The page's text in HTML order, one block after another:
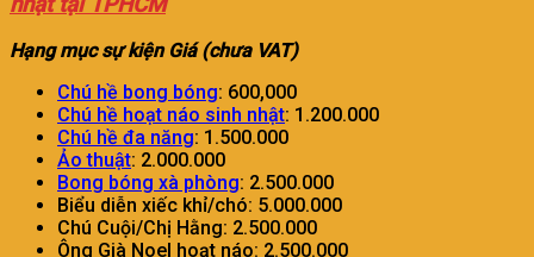
Hạng mục sự kiện Giá (chưa VAT)
Chú hề bong bóng: 600,000
Chú hề hoạt náo sinh nhật: 1.200.000
Chú hề đa năng: 1.500.000
Ảo thuật: 2.000.000
Bong bóng xà phòng: 2.500.000
Biểu diễn xiếc khỉ/chó: 5.000.000
Chú Cuội/Chị Hằng: 2.500.000
Ông Già Noel hoạt náo: 2.500.000